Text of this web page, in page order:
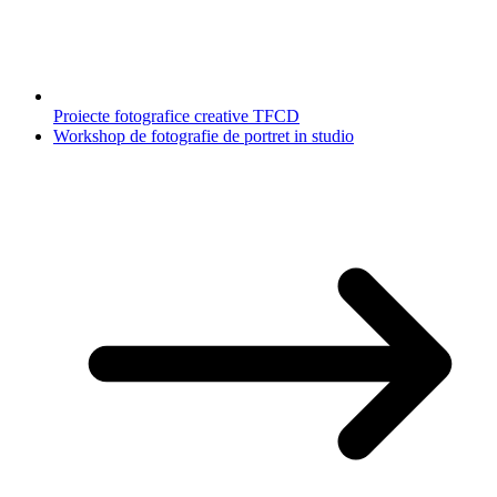
Proiecte fotografice creative TFCD
Workshop de fotografie de portret in studio